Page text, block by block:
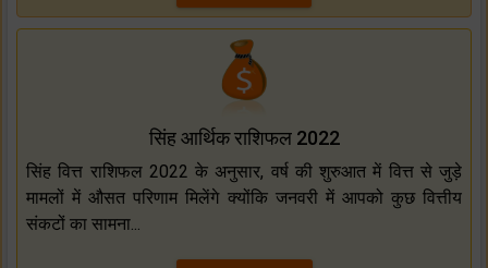
सिंह आर्थिक राशिफल 2022
सिंह वित्त राशिफल 2022 के अनुसार, वर्ष की शुरुआत में वित्त से जुड़े
मामलों में औसत परिणाम मिलेंगे क्योंकि जनवरी में आपको कुछ वित्तीय
संकटों का सामना...